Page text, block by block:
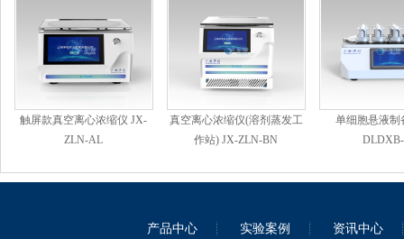
触屏款真空离心浓缩仪 JX-
ZLN-AL
真空离心浓缩仪(溶剂蒸发工
作站) JX-ZLN-BN
单细胞悬液制
产品中心 实验案例 资讯中心